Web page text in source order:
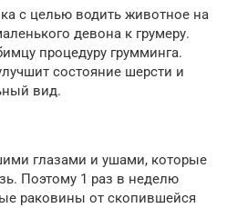
с целью водить животное на
девона к грумеру.
процедуру грумминга.
состояние шерсти и
вид.
глазами и ушами, которые
Поэтому 1 раз в неделю
раковины от скопившейся